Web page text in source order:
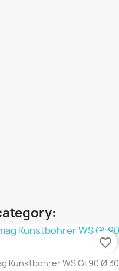
Quick view
Kunstbohrer WS GL90 Ø 30
favorite_border